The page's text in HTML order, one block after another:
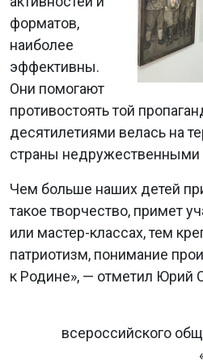
форматов,
наиболее
эффективны.
Они помогают
противостоять той
десятилетиями велась на
страны недружественными
Чем больше наших детей
такое творчество, примет
или мастер-классах, тем
патриотизм, понимание
к Родине», — отметил Юрий
всероссийского